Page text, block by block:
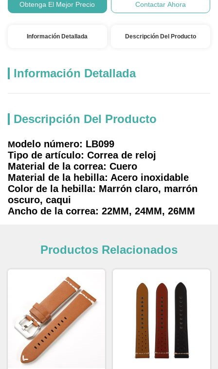
Obtenga El Mejor Precio Contactar Ahora
Información Detallada Descripción Del Producto
Información Detallada
Descripción Del Producto
Modelo número: LB099
Tipo de artículo: Correa de reloj
Material de la correa: Cuero
Material de la hebilla: Acero inoxidable
Color de la hebilla: Marrón claro, marrón
oscuro, caqui
Ancho de la correa: 22MM, 24MM, 26MM
Productos Relacionados